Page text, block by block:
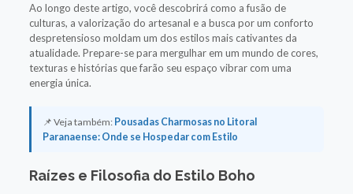
Ao longo deste artigo, você descobrirá como a fusão de
culturas, a valorização do artesanal e a busca por um conforto
despretensioso moldam um dos estilos mais cativantes da
atualidade. Prepare-se para mergulhar em um mundo de cores,
texturas e histórias que farão seu espaço vibrar com uma
energia única.
📌 Veja também: Pousadas Charmosas no Litoral
Paranaense: Onde se Hospedar com Estilo
Raízes e Filosofia do Estilo Boho